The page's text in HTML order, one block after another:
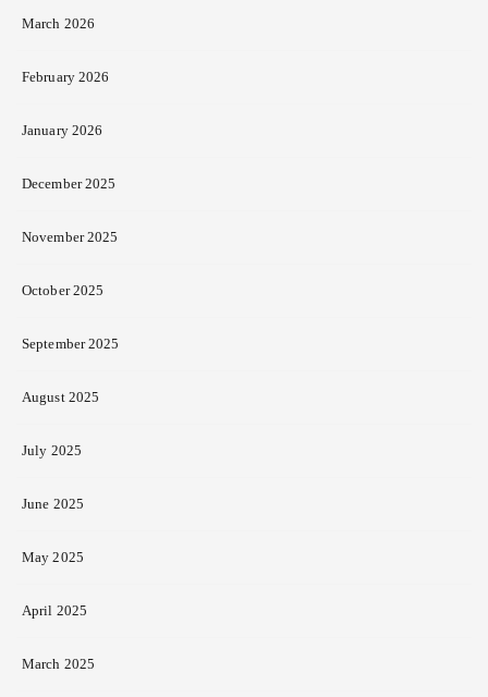
March 2026
February 2026
January 2026
December 2025
November 2025
October 2025
September 2025
August 2025
July 2025
June 2025
May 2025
April 2025
March 2025